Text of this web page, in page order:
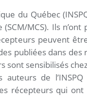
du Québec
MCS). Ils
peuvent
publiées dans
sensibilisés
de
récepteurs qui